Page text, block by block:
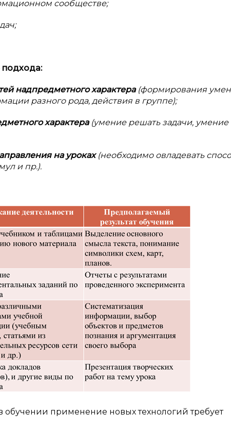
сообществе;
подхода:
надпредметного характера (формирования
разного рода, действия в группе);
характера (умение решать задачи, умение
на уроках (необходимо овладевать
и пр.).
применение новых технологий требует